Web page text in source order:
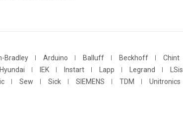
Bradley Arduino Balluff Beckhoff Chint
Hyundai IEK Instart Lapp Legrand LSis
Sew Sick SIEMENS TDM Unitronics